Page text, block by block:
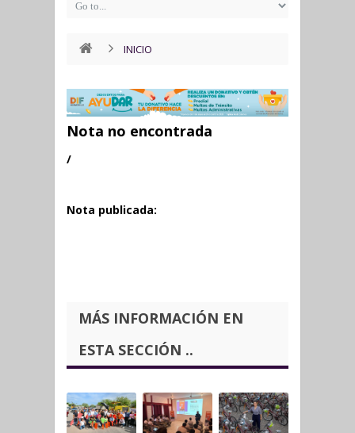
INICIO
Nota no encontrada
/
Nota publicada:
MÁS INFORMACIÓN EN
ESTA SECCIÓN ..